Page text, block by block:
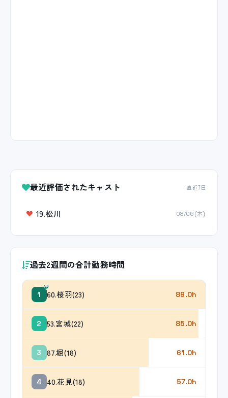
最近評価されたキャスト 直近7日
19.松川 08/06(木)
過去2週間の合計勤務時間
1 60.桜羽(23) 89.0h
2 53.宮城(22) 85.0h
3 87.堀(18) 61.0h
4 40.花見(18) 57.0h